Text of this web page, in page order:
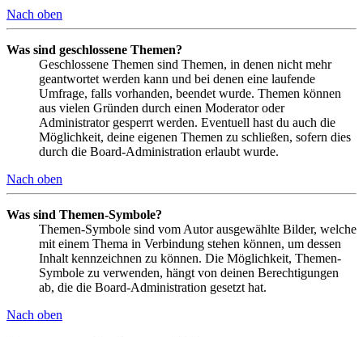
Nach oben
Was sind geschlossene Themen?
Geschlossene Themen sind Themen, in denen nicht mehr
geantwortet werden kann und bei denen eine laufende
Umfrage, falls vorhanden, beendet wurde. Themen können
aus vielen Gründen durch einen Moderator oder
Administrator gesperrt werden. Eventuell hast du auch die
Möglichkeit, deine eigenen Themen zu schließen, sofern dies
durch die Board-Administration erlaubt wurde.
Nach oben
Was sind Themen-Symbole?
Themen-Symbole sind vom Autor ausgewählte Bilder, welche
mit einem Thema in Verbindung stehen können, um dessen
Inhalt kennzeichnen zu können. Die Möglichkeit, Themen-
Symbole zu verwenden, hängt von deinen Berechtigungen
ab, die die Board-Administration gesetzt hat.
Nach oben